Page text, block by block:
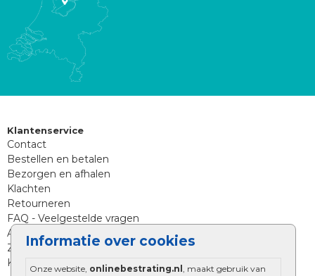
Informatie over cookies
Onze website, onlinebestrating.nl , maakt gebruik van
Klantenservice
Contact
Bestellen en betalen
Bezorgen en afhalen
Klachten
Retourneren
FAQ - Veelgestelde vragen
Aanleg tips sierbestrating
Zoekt u iets anders?
Klantenservice